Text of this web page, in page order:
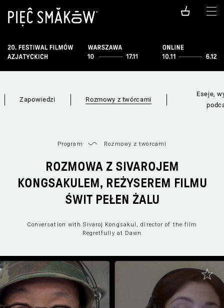
Zapowiedzi Rozmowy z twórcami
Eseje,
Program Rozmowy z twórcami
ROZMOWA Z SIVAROJEM
KONGSAKULEM, REŻYSEREM FILMU
ŚWIT PEŁEN ŻALU
Conversation with Sivaroj Kongsakul, director of the film
Regretfully at Dawn